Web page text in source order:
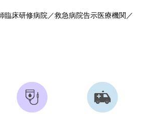
臨床研修病院
救急病院告示医療機関